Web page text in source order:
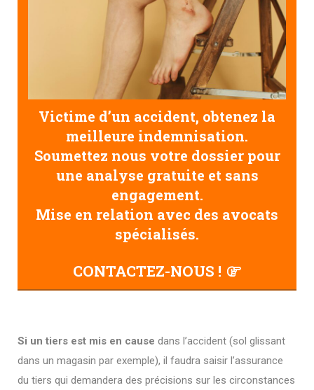
Victime d’un accident, obtenez la
meilleure indemnisation.
Soumettez nous votre dossier pour
une analyse gratuite et sans
engagement.
Mise en relation avec des avocats
spécialisés.
CONTACTEZ-NOUS !
Si un tiers est mis en cause dans l’accident (sol glissant
dans un magasin par exemple), il faudra saisir l’assurance
du tiers qui demandera des précisions sur les circonstances